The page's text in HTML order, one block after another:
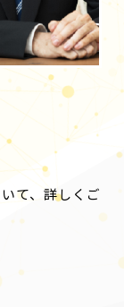
て、詳しくご